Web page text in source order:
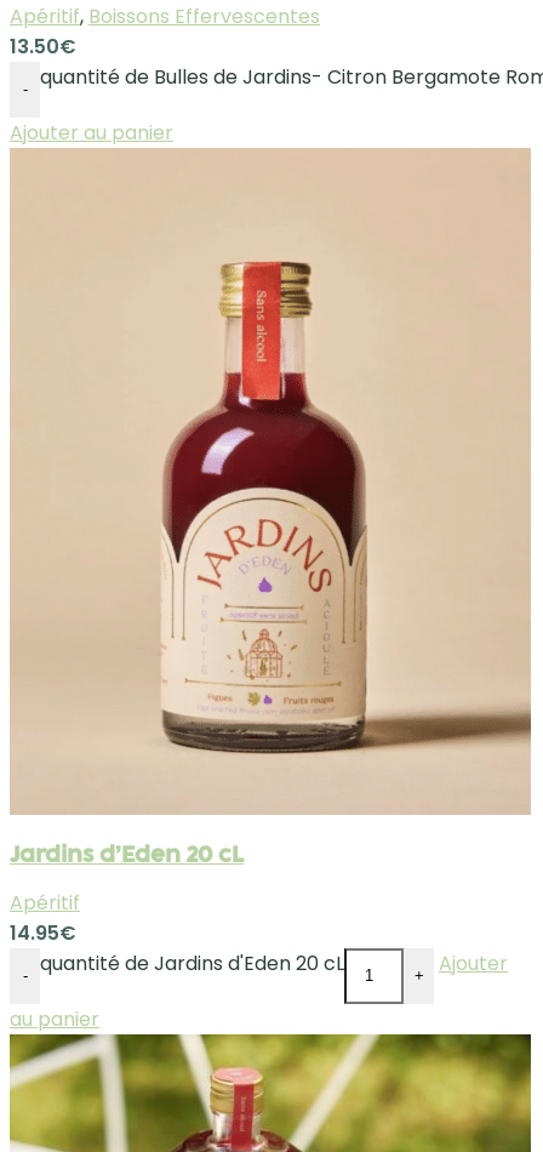
Apéritif, Boissons Effervescentes
13.50€
-
quantité de Bulles de Jardins- Citron Bergamote
Ajouter au panier
Jardins d’Eden 20 cL
Apéritif
14.95€
- quantité de Jardins d'Eden 20 cL +
Ajouter
au panier